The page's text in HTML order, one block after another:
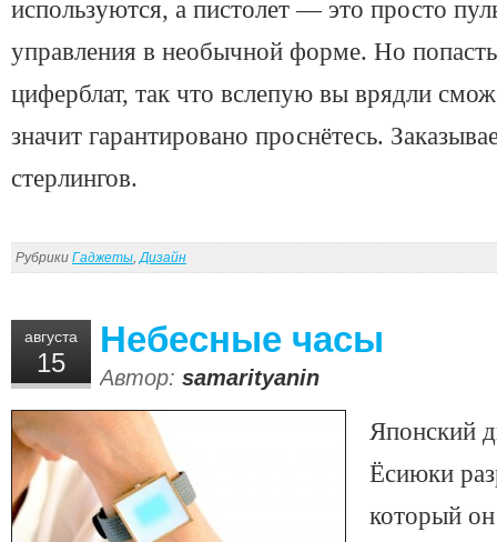
используются, а пистолет — это просто
управления в необычной форме. Но попасть
циферблат, так что вслепую вы врядли
значит гарантировано проснётесь.
стерлингов.
Рубрики Гаджеты,Дизайн
августа
15
Небесные часы
Автор: samarityanin
Японский
Ёсиюки
который